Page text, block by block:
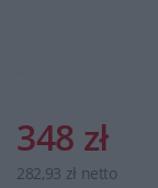
348 zł
282,93 zł netto